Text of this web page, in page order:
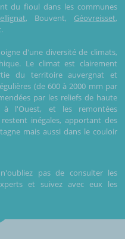
du fioul dans les communes
, Bouvent, Géovreisset,
d'une diversité de climats,
Le climat est clairement
du territoire auvergnat et
(de 600 à 2000 mm par
par les reliefs de haute
l'Ouest, et les remontées
inégales, apportant des
mais aussi dans le couloir
pas de consulter les
et suivez avec eux les